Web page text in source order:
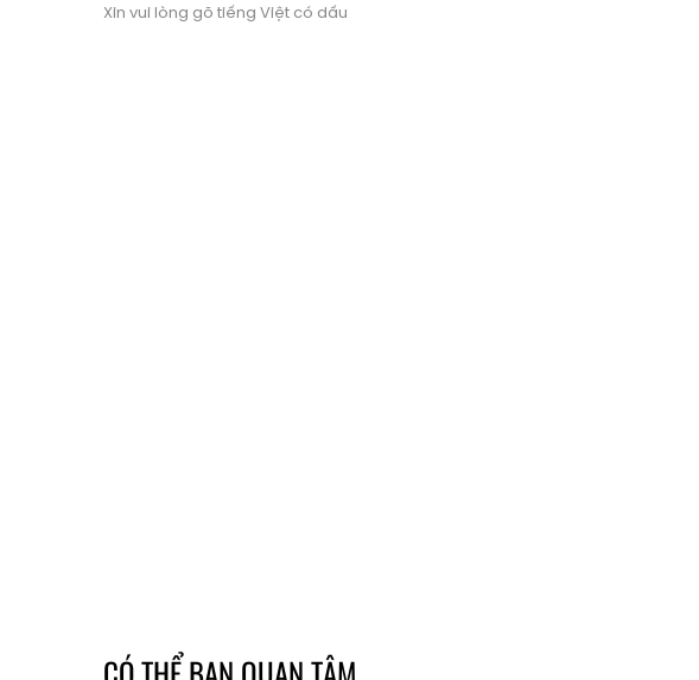
Xin vui lòng gõ tiếng Việt có dấu